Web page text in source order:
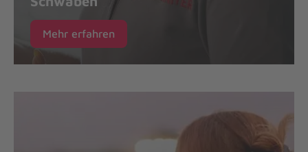
Mehr erfahren